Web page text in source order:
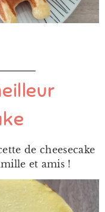
de cheesecake
et amis !